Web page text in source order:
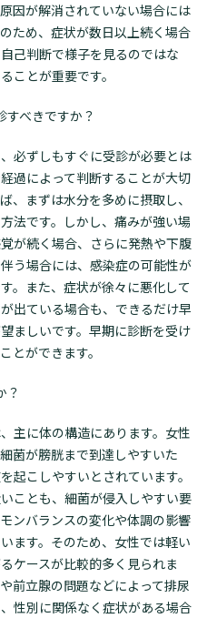
因が解消されていない場合には
ため、症状が数日以上続く場合
己判断で様子を見るのではな
ことが重要です。
すべきですか？
必ずしもすぐに受診が必要とは
過によって判断することが大切
、まずは水分を多めに摂取し、
法です。しかし、痛みが強い場
が続く場合、さらに発熱や下腹
う場合には、感染症の可能性が
。また、症状が徐々に悪化して
出ている場合も、できるだけ早
ましいです。早期に診断を受け
とができます。
？
主に体の構造にあります。女性
菌が膀胱まで到達しやすいた
起こしやすいとされています。
ことも、細菌が侵入しやすい要
ンバランスの変化や体調の影響
ます。そのため、女性では軽い
ケースが比較的多く見られま
前立腺の問題などによって排尿
性別に関係なく症状がある場合